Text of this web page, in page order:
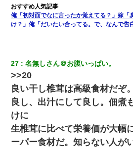
新築の家で。クラクラするくらいの「
嫁＆娘「そんな匂いしない…」ある日、
ークですね！」俺（！？）
ら・・・
【クズ】昔、兄がお見合いして「ブス
が、兄の同級生と結婚。それを知った
のお古ですが気分はどう？」とメール
[緊急]ベロベロの女に声をかけて行為し
俺「初対面でなに言ったか覚えてる？」嫁「
け？」俺「だいたい合ってる。で、なんで告
27 名無しさん＠お腹いっぱい。
>>20
良い干し椎茸は高級食材だぞ
良し、出汁にして良し。佃煮
けに
生椎茸に比べて栄養価が大幅
ーパー食材だ。知らない人が